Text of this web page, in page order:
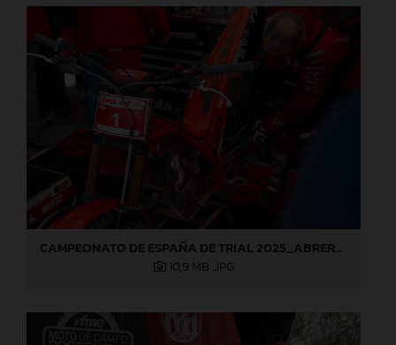
CAMPEONATO DE ESPAÑA DE TRIAL 2025_ABRERA (Barcelona), 1ª prueba_Jaime Busto
10,9 MB .JPG